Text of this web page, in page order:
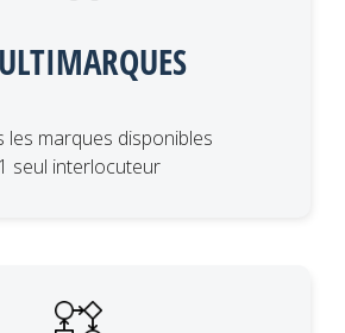
les marques disponibles
1 seul interlocuteur